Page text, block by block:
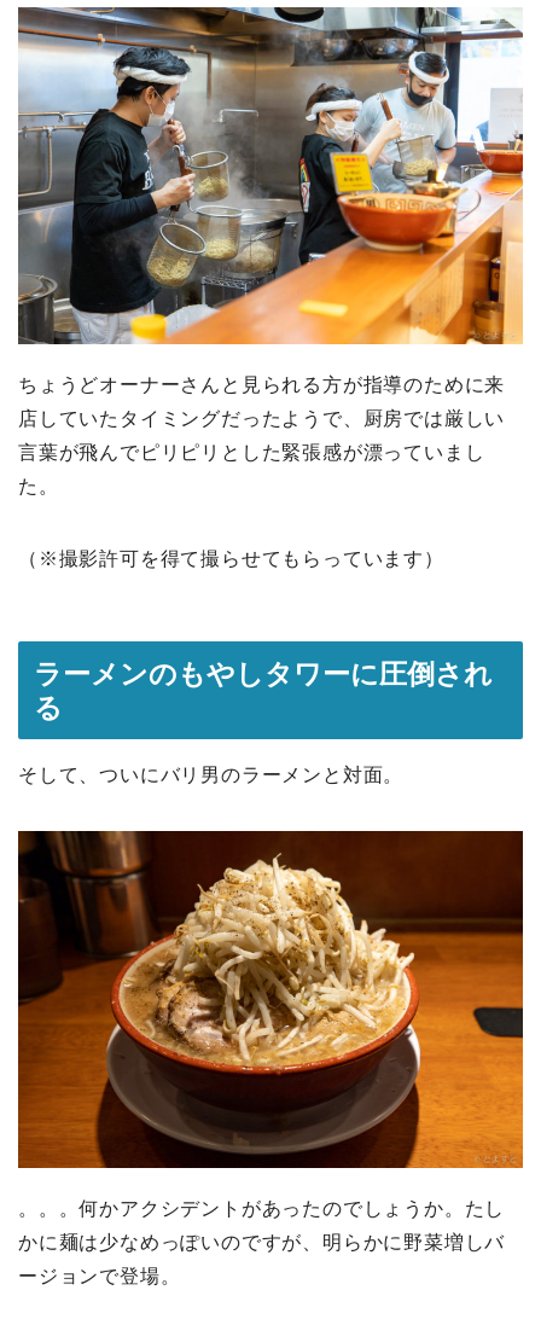
ちょうどオーナーさんと見られる方が指導のために来
店していたタイミングだったようで、厨房では厳しい
言葉が飛んでピリピリとした緊張感が漂っていまし
た。
（※撮影許可を得て撮らせてもらっています）
ラーメンのもやしタワーに圧倒され
る
そして、ついにバリ男のラーメンと対面。
。。。何かアクシデントがあったのでしょうか。たし
かに麺は少なめっぽいのですが、明らかに野菜増しバ
ージョンで登場。